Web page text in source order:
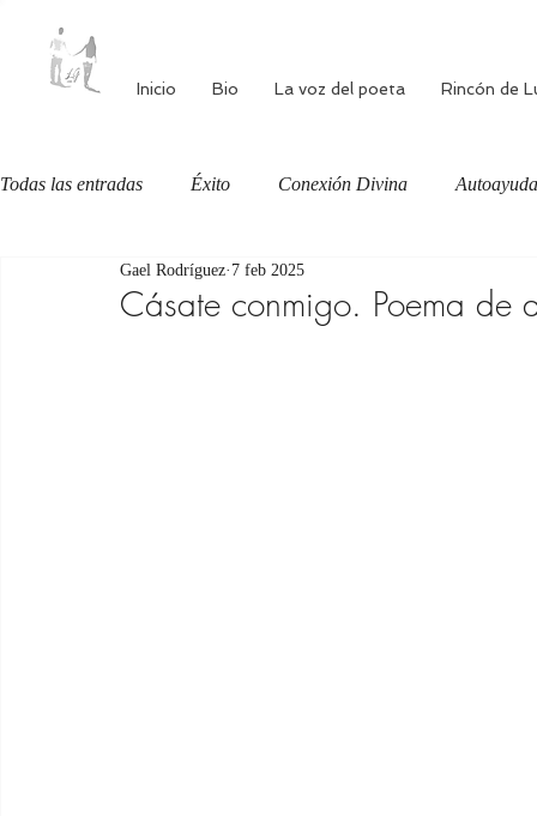
Inicio Bio La voz del poeta Rincón de
Todas las entradas Éxito Conexión Divina Autoayuda
Autoestima Alimentación consciente
Cásate conmigo. Poema de
Gael Rodríguez 7 feb 2025